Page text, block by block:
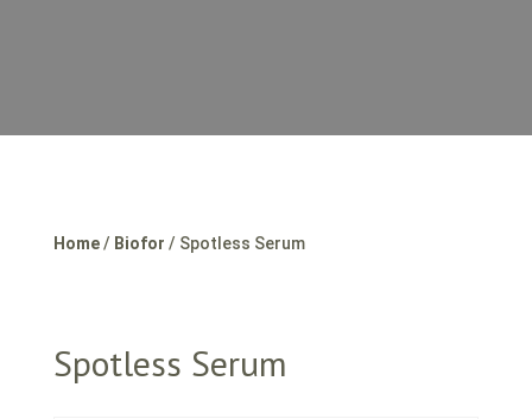
Home/ Biofor / Spotless Serum
Spotless Serum